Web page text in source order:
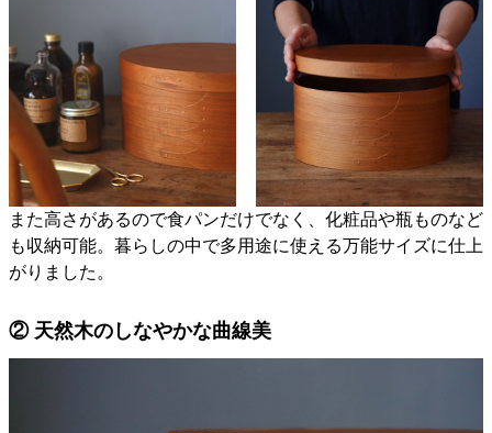
また高さがあるので食パンだけでなく、化粧品や瓶ものなど
も収納可能。暮らしの中で多用途に使える万能サイズに仕上
がりました。
② 天然木のしなやかな曲線美